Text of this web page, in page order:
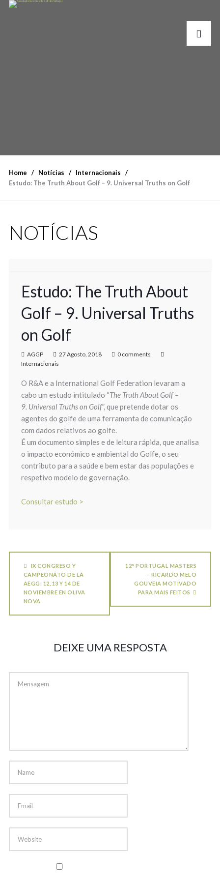
Home Notícias
Internacionais
Estudo: The Truth About Golf – 9. Universal Truths on Golf
NOTÍCIAS
Estudo: The Truth About
Golf – 9. Universal Truths
on Golf
AGGP 27 Agosto, 2018
0 comments
Internacionais
O R&A e a International Golf Federation levaram a
cabo um estudo intitulado “The Truth About Golf –
9. Universal Truths on Golf”, que pretende dotar os
agentes do golfe de uma ferramenta de comunicação
com dados relativos ao golfe.
É um documento simples e de leitura rápida, que analisa
o impacto económico e ambiental do Golfe, o seu
contributo para a saúde e bem estar das populações e
respetivo modelo de governação.
Consultar estudo >
IX CONGRESO Y
CAMPEONATO DE LA
AEGG: 12, 13 Y 14 DE
NOVIEMBRE EN OLIVA
NOVA
12º PORTUGAL MASTERS
– RICARDO MELO
GOUVEIA MOTIVADO
PARA MAIS FEITOS
DEIXE UMA RESPOSTA